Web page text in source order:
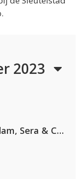
2023
Kris Kross Amsterdam, Sera & Conor Maynard